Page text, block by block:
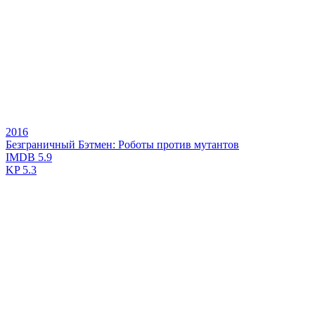
2016
Безграничный Бэтмен: Роботы против мутантов
IMDB 5.9
KP5.3